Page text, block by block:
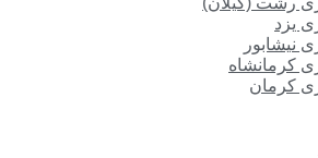
یزد
نیشابور
کرمانشاه
کرمان